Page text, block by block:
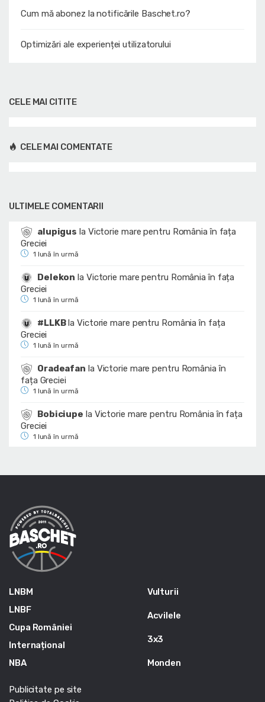
Cum mă abonez la notificările Baschet.ro?
Optimizări ale experienței utilizatorului
CELE MAI CITITE
CELE MAI COMENTATE
ULTIMELE COMENTARII
alupigus la Victorie mare pentru România în fața
Greciei
1 lună în urmă
Delekon la Victorie mare pentru România în fața
Greciei
1 lună în urmă
#LLKBlaVictorie mare pentru România în fața
Greciei
1 lună în urmă
Oradeafan la Victorie mare pentru România în
fața Greciei
1 lună în urmă
Bobiciupe la Victorie mare pentru România în fața
Greciei
1 lună în urmă
LNBM
LNBF
Cupa României
Internațional
NBA
Vulturii
Acvilele
3x3
Monden
Publicitate pe site